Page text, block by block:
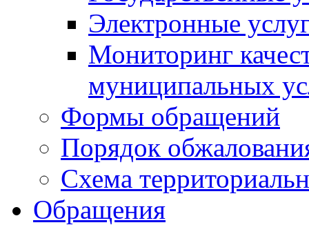
Электронные
Мониторинг
муниципальных
Формы обращений
Порядок
Схема
Обращения